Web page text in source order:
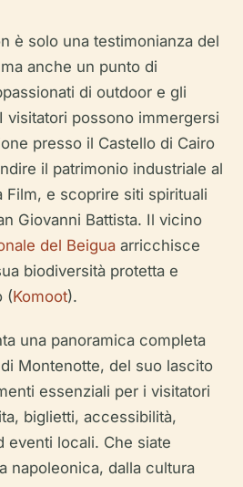
è solo una testimonianza del
anche un punto di
di outdoor e gli
visitatori possono immergersi
presso il Castello di Cairo
il patrimonio industriale al
Film, e scoprire siti spirituali
Giovanni Battista. Il vicino
del Beigua arricchisce
biodiversità protetta e
(Komoot).
una panoramica completa
Montenotte, del suo lascito
essenziali per i visitatori
biglietti, accessibilità,
eventi locali. Che siate
napoleonica, dalla cultura